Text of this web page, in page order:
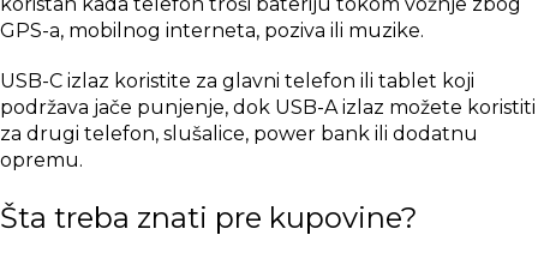
koristan kada telefon troši bateriju tokom vožnje zbog
GPS-a, mobilnog interneta, poziva ili muzike.
USB-C izlaz koristite za glavni telefon ili tablet koji
podržava jače punjenje, dok USB-A izlaz možete koristiti
za drugi telefon, slušalice, power bank ili dodatnu
opremu.
Šta treba znati pre kupovine?